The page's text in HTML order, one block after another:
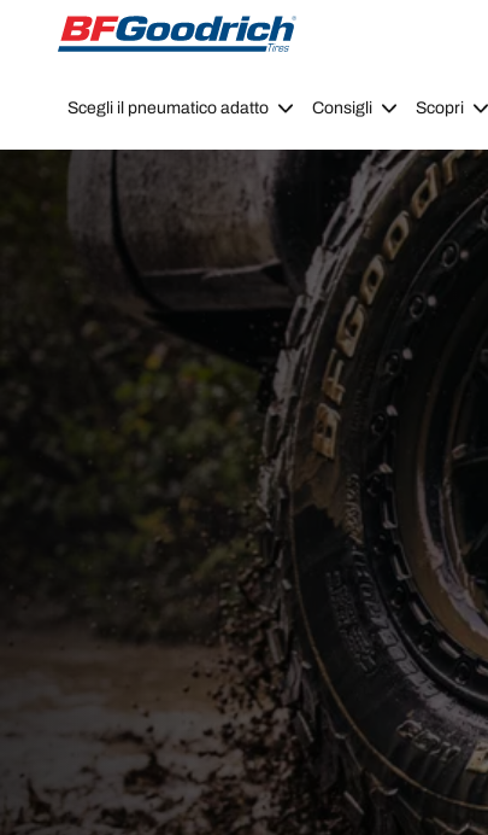
Go to page content
Go to page navigation
Scegli il pneumatico adatto Consigli Scopri